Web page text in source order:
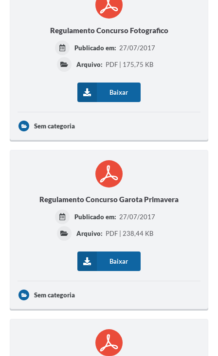
Regulamento Concurso Fotografico
Publicado em: 27/07/2017
Arquivo: PDF | 175,75 KB
Baixar
Sem categoria
Regulamento Concurso Garota Primavera
Publicado em: 27/07/2017
Arquivo: PDF | 238,44 KB
Baixar
Sem categoria